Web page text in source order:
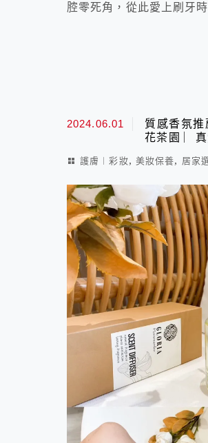
腔零死角，從此愛上刷牙
2024.06.01
質感香氛
花茶園 ︳
護膚︱彩妝, 美妝保養, 居家